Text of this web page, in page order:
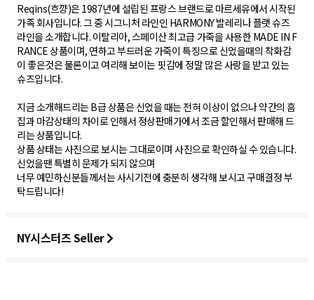
Reqins(흐꺙)은 1987년에 설립된 프랑스 브랜드로 마르세유에서 시작된
가족 회사입니다. 그 중 시그니처 라인인 HARMONY 발레리나 플랫 슈즈
라인을 소개합니다. 이탈리아, 스페이산 최고급 가죽을 사용한 MADE IN F
RANCE 상품이며, 연하고 부드러운 가죽이 특징으로 신었을때의 착화감
이 좋은것은 물론이고 여리해 보이는 핏감에 정말 많은 사랑을 받고 있는
슈즈입니다.
지금 소개해드리는 B급 상품은 신었을 때는 전혀 이상이 없으나 약간의 흠
집과 마감상태의 차이로 인해서 정상판매가에서 조금 할인해서 판매해 드
리는 상품입니다.
상품 상태는 사진으로 보시는 그대로이며 사진으로 확인하실 수 있습니다.
신었을땐 특별히 문제가 되지 않으며
너무 예민하신분들께서는 사시기전에 충분히 생각해 보시고 구매결정 부
탁드립니다!
NY시스터즈 Seller